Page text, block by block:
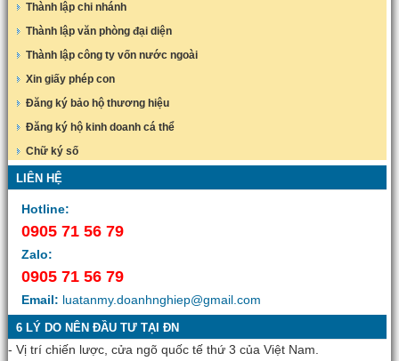
Thành lập chi nhánh
Thành lập văn phòng đại diện
Thành lập công ty vốn nước ngoài
Xin giấy phép con
Đăng ký bảo hộ thương hiệu
Đăng ký hộ kinh doanh cá thể
Chữ ký số
LIÊN HỆ
Hotline:
0905 71 56 79
Zalo:
0905 71 56 79
Email: luatanmy.doanhnghiep@gmail.com
6 LÝ DO NÊN ĐẦU TƯ TẠI ĐN
- Vị trí chiến lược, cửa ngõ quốc tế thứ 3 của Việt Nam.